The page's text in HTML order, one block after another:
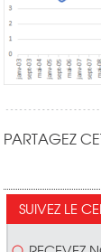
PARTAGEZ
SUIVEZ LE